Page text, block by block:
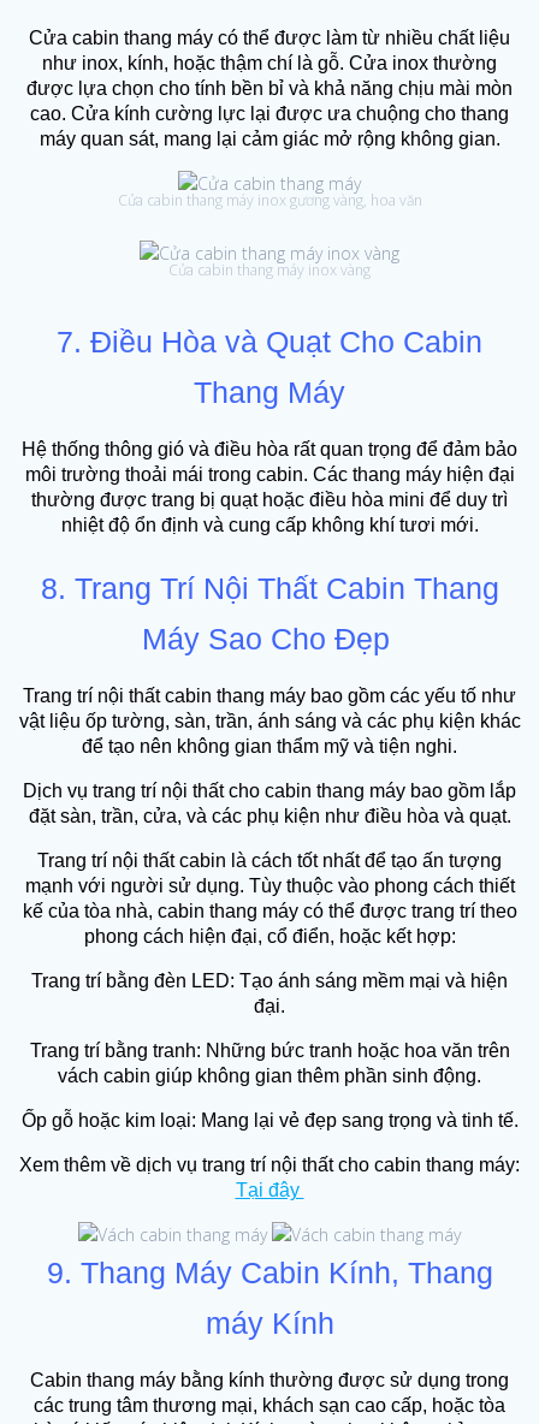
Cửa cabin thang máy có thể được làm từ nhiều chất liệu
như inox, kính, hoặc thậm chí là gỗ. Cửa inox thường
được lựa chọn cho tính bền bỉ và khả năng chịu mài mòn
cao. Cửa kính cường lực lại được ưa chuộng cho thang
máy quan sát, mang lại cảm giác mở rộng không gian.
Cửa cabin thang máy inox gương vàng, hoa văn
Cửa cabin thang máy inox vàng
7. Điều Hòa và Quạt Cho Cabin
Thang Máy
Hệ thống thông gió và điều hòa rất quan trọng để đảm bảo
môi trường thoải mái trong cabin. Các thang máy hiện đại
thường được trang bị quạt hoặc điều hòa mini để duy trì
nhiệt độ ổn định và cung cấp không khí tươi mới.
8. Trang Trí Nội Thất Cabin Thang
Máy Sao Cho Đẹp
Trang trí nội thất cabin thang máy bao gồm các yếu tố như
vật liệu ốp tường, sàn, trần, ánh sáng và các phụ kiện khác
để tạo nên không gian thẩm mỹ và tiện nghi.
Dịch vụ trang trí nội thất cho cabin thang máy bao gồm lắp
đặt sàn, trần, cửa, và các phụ kiện như điều hòa và quạt.
Trang trí nội thất cabin là cách tốt nhất để tạo ấn tượng
mạnh với người sử dụng. Tùy thuộc vào phong cách thiết
kế của tòa nhà, cabin thang máy có thể được trang trí theo
phong cách hiện đại, cổ điển, hoặc kết hợp:
Trang trí bằng đèn LED: Tạo ánh sáng mềm mại và hiện
đại.
Trang trí bằng tranh: Những bức tranh hoặc hoa văn trên
vách cabin giúp không gian thêm phần sinh động.
Ốp gỗ hoặc kim loại: Mang lại vẻ đẹp sang trọng và tinh tế.
Xem thêm về dịch vụ trang trí nội thất cho cabin thang máy:
Tại đây
9. Thang Máy Cabin Kính, Thang
máy Kính
Cabin thang máy bằng kính thường được sử dụng trong
các trung tâm thương mại, khách sạn cao cấp, hoặc tòa